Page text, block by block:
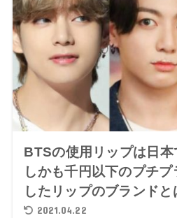
BTSの使用リップは日本
しかも千円以下のプチ
したリップのブランドと
2021.04.22